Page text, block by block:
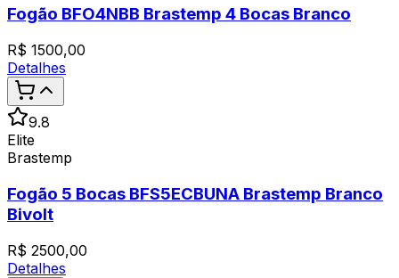
Fogão BFO4NBB Brastemp 4 Bocas Branco
R$ 1500,00
Detalhes
9.8
Elite
Brastemp
Fogão 5 Bocas BFS5ECBUNA Brastemp Branco
Bivolt
R$ 2500,00
Detalhes